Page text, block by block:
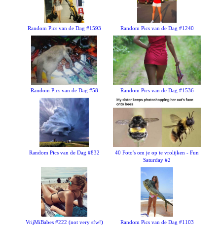
Random Pics van de Dag #1593 Random Pics van de Dag #1240
Random Pics van de Dag #58 Random Pics van de Dag #1536
Random Pics van de Dag #832
40 Foto's om je op te vrolijken - Fun
Saturday #2
VrijMiBabes #222 (not very sfw!) Random Pics van de Dag #1103